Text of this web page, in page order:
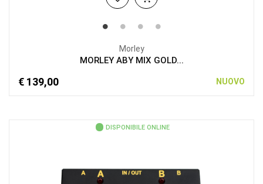
Morley
MORLEY ABY MIX GOLD...
€ 139,00 NUOVO
DISPONIBILE ONLINE